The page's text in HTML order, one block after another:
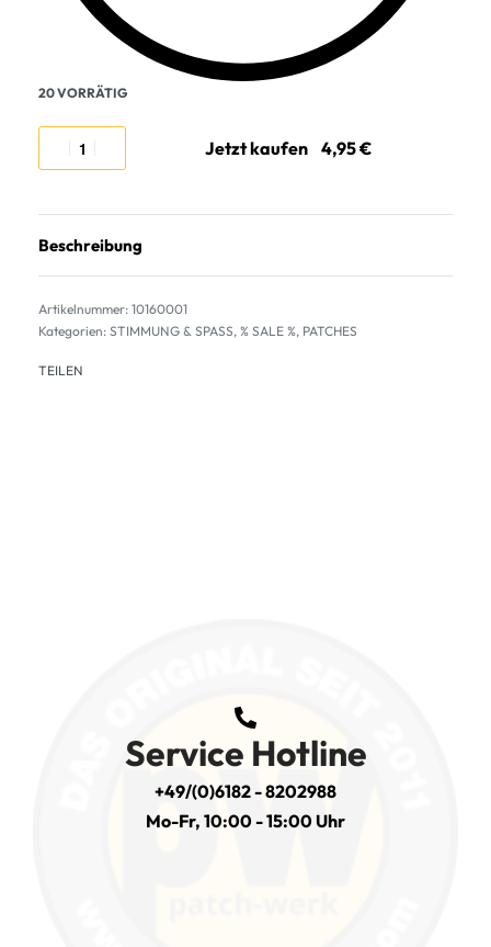
20 VORRÄTIG
Jetzt kaufen
Beschreibung
10160001
Kategorien: STIMMUNG & SPASS, % SALE %, PATCHES
TEILEN
Service Hotline
+49/(0)6182 - 8202988
Mo-Fr, 10:00 - 15:00 Uhr